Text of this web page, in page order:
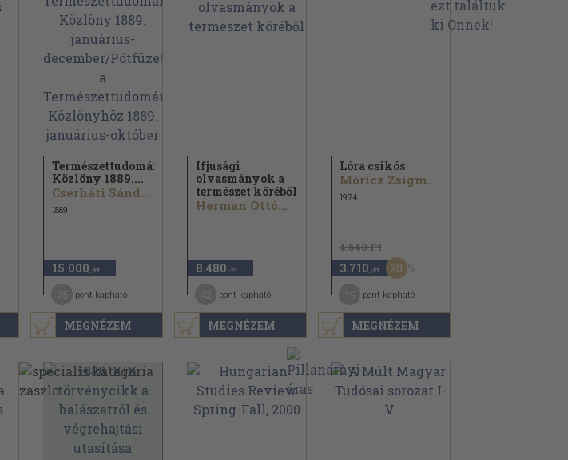
MEGNÉZEM
Természettudományi
Közlöny 1889....
Cserháti Sándor...
1889
15.000 ,-Ft
pont kapható
MEGNÉZEM
Ifjusági
olvasmányok a
természet köréből
Herman Ottó...
8.480 ,-Ft
pont kapható
MEGNÉZEM
Lóra csikós
Móricz Zsigmond...
1974
4.640 Ft
3.710 ,-Ft 20
pont kapható